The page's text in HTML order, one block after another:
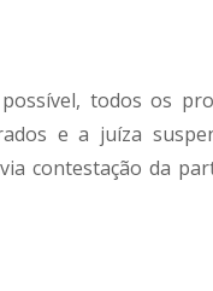
todos os
e a juíza
contestação da